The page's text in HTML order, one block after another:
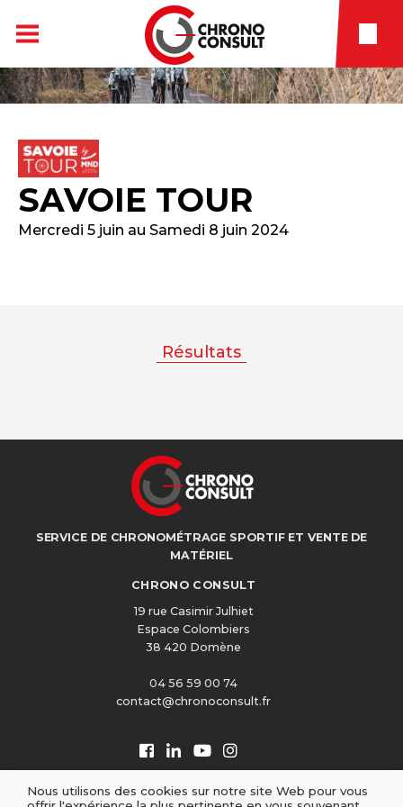
SAVOIE TOUR
Mercredi 5 juin au Samedi 8 juin 2024
Résultats
SERVICE DE CHRONOMÉTRAGE SPORTIF ET VENTE DE
MATÉRIEL
CHRONO CONSULT
19 rue Casimir Julhiet
Espace Colombiers
38 420 Domène
04 56 59 00 74
contact@chronoconsult.fr
Nous utilisons des cookies sur notre site Web pour vous